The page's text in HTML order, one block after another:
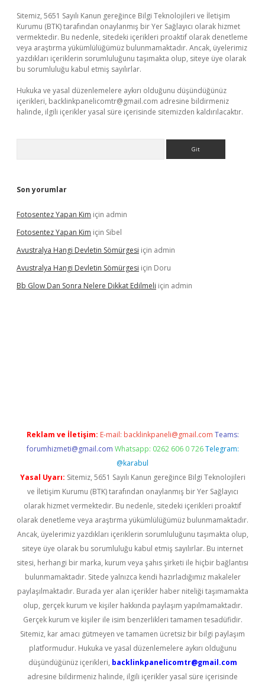
Sitemiz, 5651 Sayılı Kanun gereğince Bilgi Teknolojileri ve İletişim
Kurumu (BTK) tarafından onaylanmış bir Yer Sağlayıcı olarak hizmet
vermektedir. Bu nedenle, sitedeki içerikleri proaktif olarak denetleme
veya araştırma yükümlülüğümüz bulunmamaktadır. Ancak, üyelerimiz
yazdıkları içeriklerin sorumluluğunu taşımakta olup, siteye üye olarak
bu sorumluluğu kabul etmiş sayılırlar.
Hukuka ve yasal düzenlemelere aykırı olduğunu düşündüğünüz
içerikleri, backlinkpanelicomtr@gmail.com adresine bildirmeniz
halinde, ilgili içerikler yasal süre içerisinde sitemizden kaldırılacaktır.
Son yorumlar
Fotosentez Yapan Kim için admin
Fotosentez Yapan Kim için Sibel
Avustralya Hangi Devletin Sömürgesi için admin
Avustralya Hangi Devletin Sömürgesi için Doru
Bb Glow Dan Sonra Nelere Dikkat Edilmeli için admin
Reklam ve İletişim: E-mail: backlinkpaneli@gmail.com Teams:
forumhizmeti@gmail.com Whatsapp: 0262 606 0 726 Telegram:
@karabul
Yasal Uyarı: Sitemiz, 5651 Sayılı Kanun gereğince Bilgi Teknolojileri
ve İletişim Kurumu (BTK) tarafından onaylanmış bir Yer Sağlayıcı
olarak hizmet vermektedir. Bu nedenle, sitedeki içerikleri proaktif
olarak denetleme veya araştırma yükümlülüğümüz bulunmamaktadır.
Ancak, üyelerimiz yazdıkları içeriklerin sorumluluğunu taşımakta olup,
siteye üye olarak bu sorumluluğu kabul etmiş sayılırlar. Bu internet
sitesi, herhangi bir marka, kurum veya şahıs şirketi ile hiçbir bağlantısı
bulunmamaktadır. Sitede yalnızca kendi hazırladığımız makaleler
paylaşılmaktadır. Burada yer alan içerikler haber niteliği taşımamakta
olup, gerçek kurum ve kişiler hakkında paylaşım yapılmamaktadır.
Gerçek kurum ve kişiler ile isim benzerlikleri tamamen tesadüfidir.
Sitemiz, kar amacı gütmeyen ve tamamen ücretsiz bir bilgi paylaşım
platformudur. Hukuka ve yasal düzenlemelere aykırı olduğunu
düşündüğünüz içerikleri, backlinkpanelicomtr@gmail.com
adresine bildirmeniz halinde, ilgili içerikler yasal süre içerisinde